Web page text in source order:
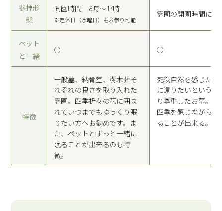
参拝形
態
開園時間 8時〜17時
※定休日（水曜日）もお参り可能
霊園の開園時間に限
ペット
と一緒
○ ○
特徴
一般墓、納骨堂、樹木葬そ
れぞれの良さを取り入れた
霊園。四季折々の花に囲ま
れていつまでもゆっくり眠
りたい方へお勧めです。ま
た、ペットとずっと一緒に
眠ることが出来るのも特
徴。
死後自然を感じたい
に還りたいという想
り尊重したお墓。参
四季を感じながらお
ることが出来る。